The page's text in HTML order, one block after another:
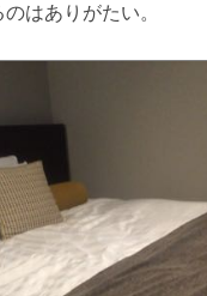
はありがたい。